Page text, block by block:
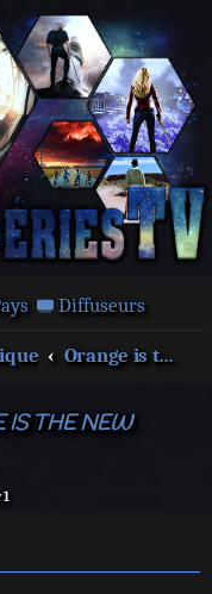
Diffuseurs
Orange is the new Black
IS THE NEW
1